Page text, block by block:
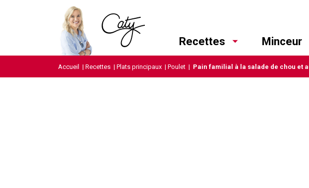
Recettes Minceur
Accueil | Recettes | Plats principaux | Poulet | Pain familial à la salade de chou et